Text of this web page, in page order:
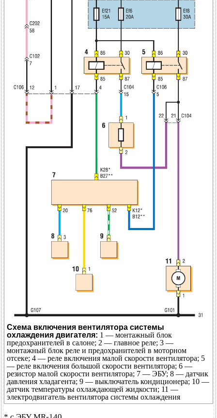
Схема включения вентилятора системы
охлаждения двигателя: 1 — монтажный блок
предохранителей в салоне; 2 — главное реле; 3 —
монтажный блок реле и предохранителей в моторном
отсеке; 4 — реле включения малой скорости вентилятора; 5
— реле включения большой скорости вентилятора; 6 —
резистор малой скорости вентилятора; 7 — ЭБУ; 8 — датчик
давления хладагента; 9 — выключатель кондиционера; 10 —
датчик температуры охлаждающей жидкости; 11 —
электродвигатель вентилятора системы охлаждения